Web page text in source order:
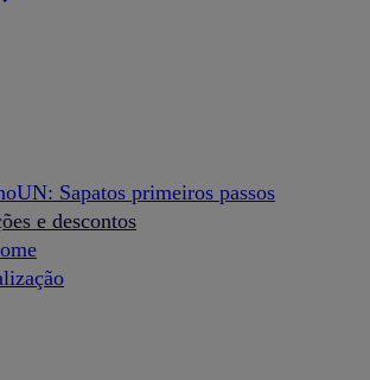
Sapatos primeiros passos
e descontos